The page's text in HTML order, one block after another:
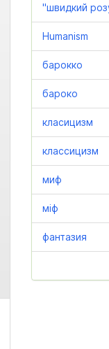
"швидкий
Humanism
барокко
бароко
класицизм
классицизм
миф
міф
фантазия